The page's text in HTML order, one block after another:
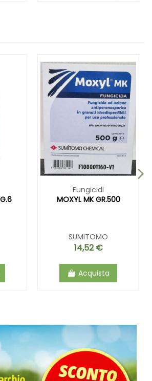
Fungicidi
MOXYL MK GR.500
SUMITOMO
14,52 €
Acquista